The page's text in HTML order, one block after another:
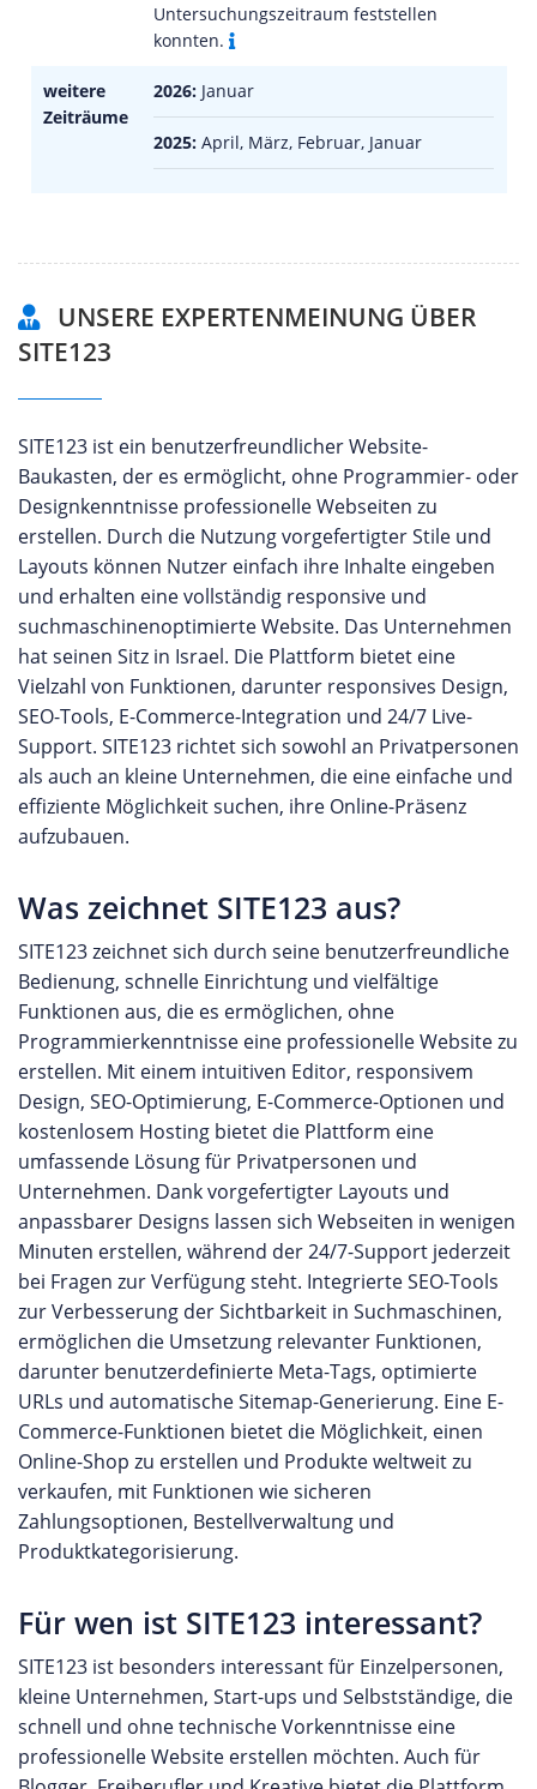
Untersuchungszeitraum feststellen
konnten.
weitere
Zeiträume
2026: Januar
2025: April, März, Februar, Januar
UNSERE EXPERTENMEINUNG ÜBER
SITE123
SITE123 ist ein benutzerfreundlicher Website-
Baukasten, der es ermöglicht, ohne Programmier- oder
Designkenntnisse professionelle Webseiten zu
erstellen. Durch die Nutzung vorgefertigter Stile und
Layouts können Nutzer einfach ihre Inhalte eingeben
und erhalten eine vollständig responsive und
suchmaschinenoptimierte Website. Das Unternehmen
hat seinen Sitz in Israel. Die Plattform bietet eine
Vielzahl von Funktionen, darunter responsives Design,
SEO-Tools, E-Commerce-Integration und 24/7 Live-
Support. SITE123 richtet sich sowohl an Privatpersonen
als auch an kleine Unternehmen, die eine einfache und
effiziente Möglichkeit suchen, ihre Online-Präsenz
aufzubauen.
Was zeichnet SITE123 aus?
SITE123 zeichnet sich durch seine benutzerfreundliche
Bedienung, schnelle Einrichtung und vielfältige
Funktionen aus, die es ermöglichen, ohne
Programmierkenntnisse eine professionelle Website zu
erstellen. Mit einem intuitiven Editor, responsivem
Design, SEO-Optimierung, E-Commerce-Optionen und
kostenlosem Hosting bietet die Plattform eine
umfassende Lösung für Privatpersonen und
Unternehmen. Dank vorgefertigter Layouts und
anpassbarer Designs lassen sich Webseiten in wenigen
Minuten erstellen, während der 24/7-Support jederzeit
bei Fragen zur Verfügung steht. Integrierte SEO-Tools
zur Verbesserung der Sichtbarkeit in Suchmaschinen,
ermöglichen die Umsetzung relevanter Funktionen,
darunter benutzerdefinierte Meta-Tags, optimierte
URLs und automatische Sitemap-Generierung. Eine E-
Commerce-Funktionen bietet die Möglichkeit, einen
Online-Shop zu erstellen und Produkte weltweit zu
verkaufen, mit Funktionen wie sicheren
Zahlungsoptionen, Bestellverwaltung und
Produktkategorisierung.
Für wen ist SITE123 interessant?
SITE123 ist besonders interessant für Einzelpersonen,
kleine Unternehmen, Start-ups und Selbstständige, die
schnell und ohne technische Vorkenntnisse eine
professionelle Website erstellen möchten. Auch für